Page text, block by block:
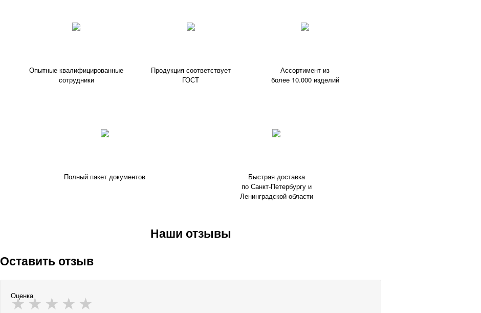
Опытные квалифицированные
сотрудники
Продукция соответствует
ГОСТ
Ассортимент из
более 10.000 изделий
Полный пакет документов
Быстрая доставка
по Санкт-Петербургу и
Ленинградской области
Наши отзывы
Оставить отзыв
Оценка